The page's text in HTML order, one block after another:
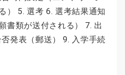
） 5. 選考 6. 選考結果通知
書類が送付される） 7. 出
発表（郵送） 9. 入学手続